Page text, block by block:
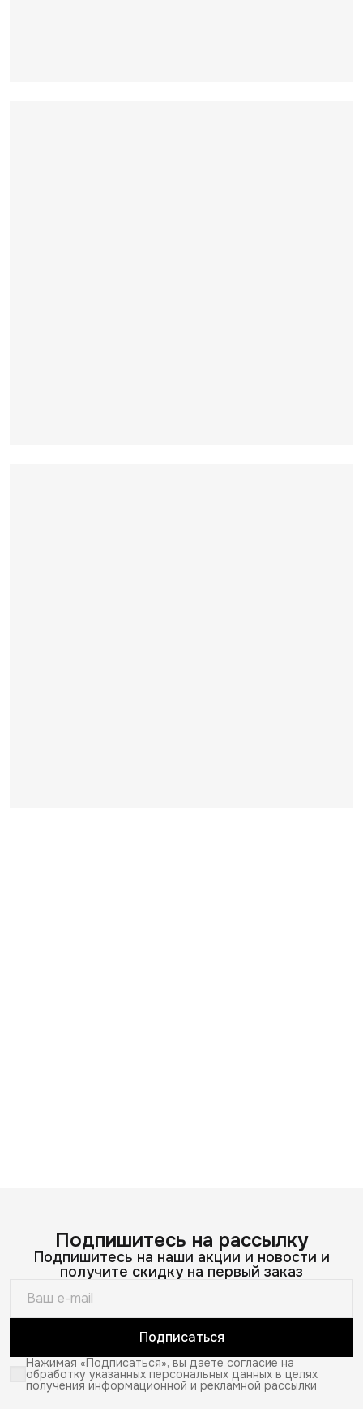
Подпишитесь на рассылку
Подпишитесь на наши акции и новости и
получите скидку на первый заказ
Подписаться
Нажимая «Подписаться», вы даете согласие на
обработку указанных персональных данных в целях
получения информационной и рекламной рассылки